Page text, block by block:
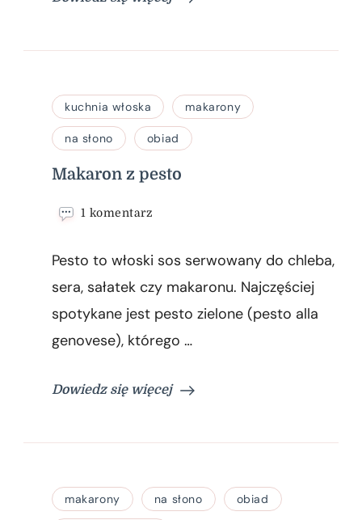
kuchnia włoska makarony
na słono obiad
Makaron z pesto
1 komentarz
pesto
Pesto to włoski sos serwowany do chleba,
sera, sałatek czy makaronu. Najczęściej
spotykane jest pesto zielone (pesto alla
genovese), którego …
Dowiedz się więcej
makarony na słono obiad